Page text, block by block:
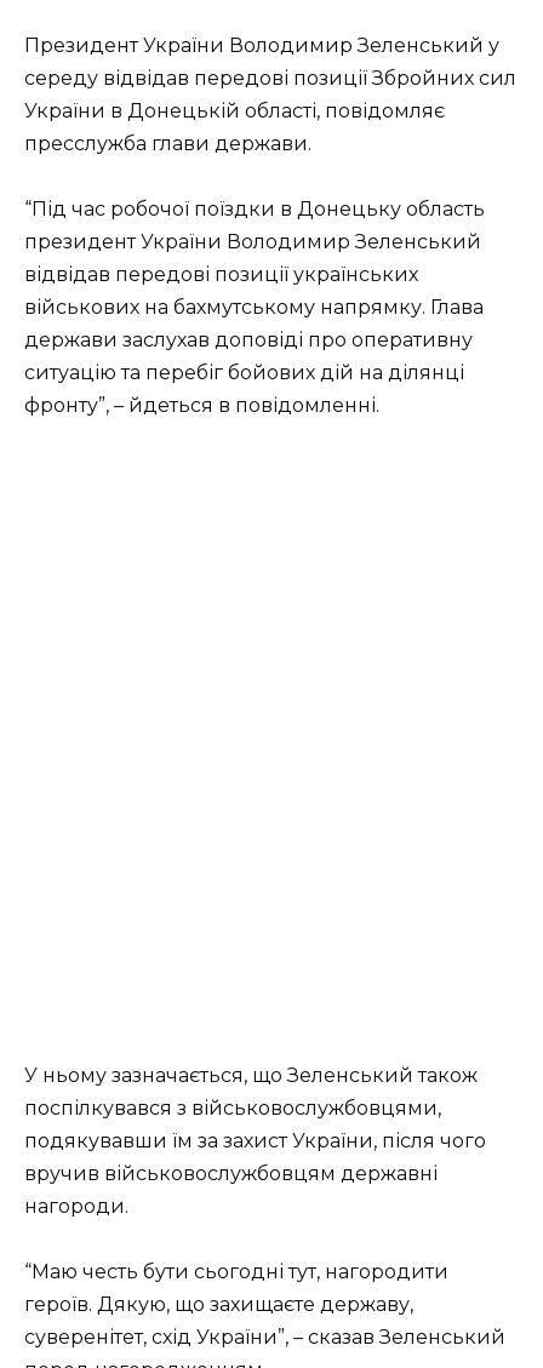
Президент України Володимир Зеленський у
середу відвідав передові позиції Збройних сил
України в Донецькій області, повідомляє
пресслужба глави держави.
“Під час робочої поїздки в Донецьку область
президент України Володимир Зеленський
відвідав передові позиції українських
військових на бахмутському напрямку. Глава
держави заслухав доповіді про оперативну
ситуацію та перебіг бойових дій на ділянці
фронту”, – йдеться в повідомленні.
У ньому зазначається, що Зеленський також
поспілкувався з військовослужбовцями,
подякувавши їм за захист України, після чого
вручив військовослужбовцям державні
нагороди.
“Маю честь бути сьогодні тут, нагородити
героїв. Дякую, що захищаєте державу,
суверенітет, схід України”, – сказав Зеленський